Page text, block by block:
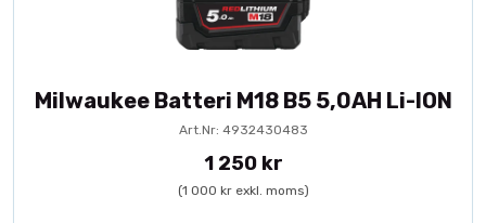
Milwaukee Batteri M18 B5 5,0AH Li-ION
Art.Nr: 4932430483
1 250 kr
(1 000 kr exkl. moms)